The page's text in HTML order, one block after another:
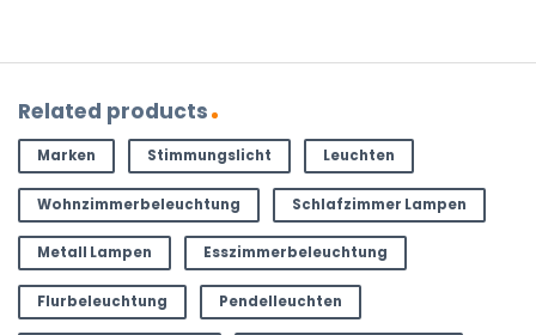
Related products
Marken Stimmungslicht Leuchten
Wohnzimmerbeleuchtung Schlafzimmer Lampen
Metall Lampen Esszimmerbeleuchtung
Flurbeleuchtung Pendelleuchten